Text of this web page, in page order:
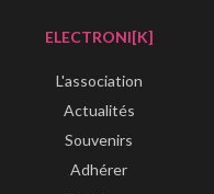
ELECTRONI[K]
L'association
Actualités
Souvenirs
Adhérer